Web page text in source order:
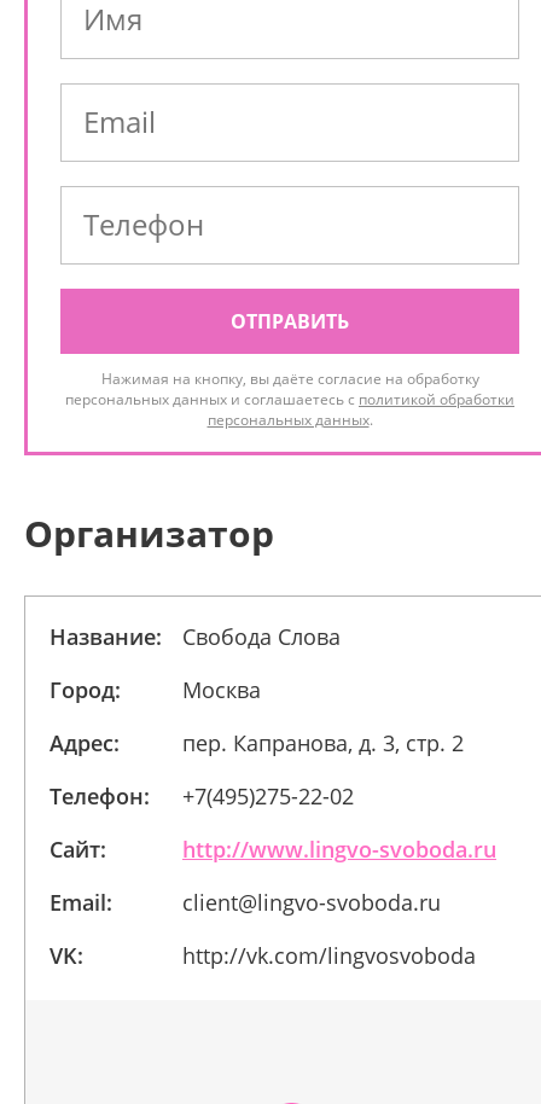
ОТПРАВИТЬ
Нажимая на кнопку, вы даёте согласие на обработку
персональных данных и соглашаетесь с политикой обработки
персональных данных.
Организатор
Название:
Свобода Слова
Город:
Москва
Адрес:
пер. Капранова, д. 3, стр. 2
Телефон:
+7(495)275-22-02
Сайт:
http://www.lingvo-svoboda.ru
Email:
client@lingvo-svoboda.ru
VK:
http://vk.com/lingvosvoboda